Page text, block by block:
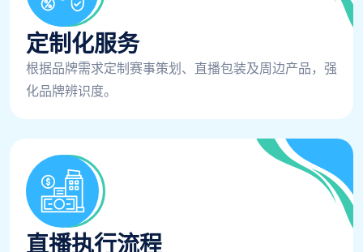
定制化服务
根据品牌需求定制赛事策划、直播包装及周边产品，强
化品牌辨识度。
直播执行流程